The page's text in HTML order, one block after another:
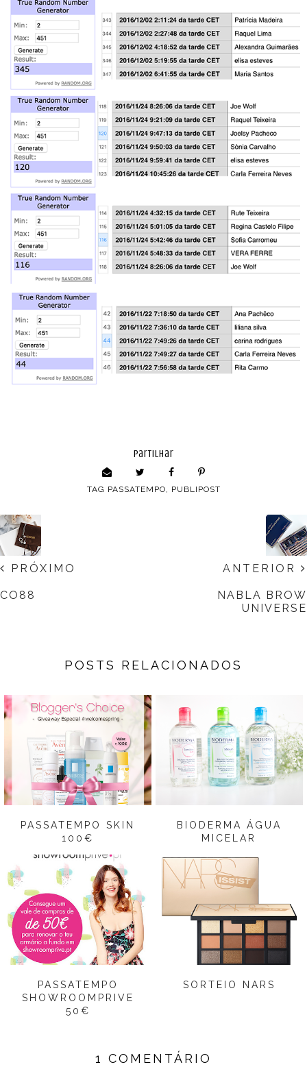
partilhar
TAG PASSATEMPO, PUBLIPOST
ANTERIOR
NABLA BROW
UNIVERSE
PRÓXIMO
CO88
POSTS RELACIONADOS
PASSATEMPO SKIN
100€
BIODERMA ÁGUA
MICELAR
PASSATEMPO
SHOWROOMPRIVE
50€
SORTEIO NARS
1 COMENTÁRIO